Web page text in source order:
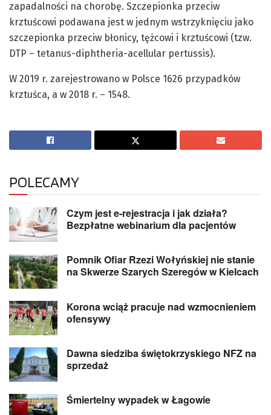
zapadalności na chorobę. Szczepionka przeciw
krztuścowi podawana jest w jednym wstrzyknięciu jako
szczepionka przeciw błonicy, tężcowi i krztuścowi (tzw.
DTP – tetanus-diphtheria-acellular pertussis).
W 2019 r. zarejestrowano w Polsce 1626 przypadków
krztuśca, a w 2018 r. – 1548.
POLECAMY
Czym jest e-rejestracja i jak działa?
Bezpłatne webinarium dla pacjentów
Pomnik Ofiar Rzezi Wołyńskiej nie stanie
na Skwerze Szarych Szeregów w Kielcach
Korona wciąż pracuje nad wzmocnieniem
ofensywy
Dawna siedziba świętokrzyskiego NFZ na
sprzedaż
Śmiertelny wypadek w Łagowie